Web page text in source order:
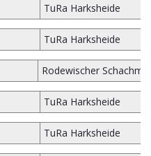
TuRa Harksheide
TuRa Harksheide
Rodewischer
TuRa Harksheide
TuRa Harksheide